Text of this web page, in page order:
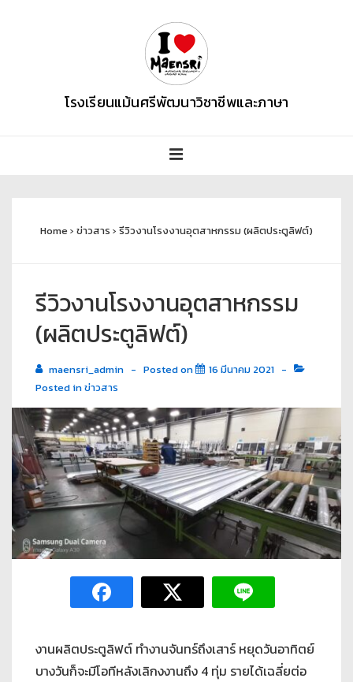
โรงเรียนแม้นศรีพัฒนาวิชาชีพและภาษา
Home› ข่าวสาร › รีวิวงานโรงงานอุตสาหกรรม (ผลิตประตูลิฟต์)
รีวิวงานโรงงานอุตสาหกรรม
(ผลิตประตูลิฟต์)
maensri_admin Posted on
16 มีนาคม 2021
Posted inข่าวสาร
งานผลิตประตูลิฟต์ ทำงานจันทร์ถึงเสาร์ หยุดวันอาทิตย์
บางวันก็จะมีโอทีหลังเลิกงงานถึง 4 ทุ่ม รายได้เฉลี่ยต่อ